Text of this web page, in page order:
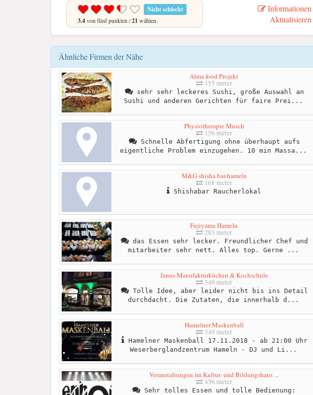
Nicht schlecht
3.4von fünf punkten /21 wählen.
Informationen
Aktualisieren
Ähnliche Firmen der Nähe
Alma food Projekt
155 meter
sehr sehr leckeres Sushi, große Auswahl an
Sushi und anderen Gerichten für faire Prei...
Physiotherapie Musch
156 meter
Schnelle Abfertigung ohne überhaupt aufs
eigentliche Problem einzugehen. 10 min Massa...
M&G shisha bar-hameln
168 meter
Shishabar Raucherlokal
Fujiyama Hameln
283 meter
das Essen sehr lecker. Freundlicher Chef und
mitarbeiter sehr nett. Alles top. Gerne ...
Janus Manufakturküchen & Kochschule
349 meter
Tolle Idee, aber leider nicht bis ins Detail
durchdacht. Die Zutaten, die innerhalb d...
Hamelner Maskenball
349 meter
Hamelner Maskenball 17.11.2018 - ab 21:00 Uhr
Weserberglandzentrum Hameln - DJ und Li...
Veranstaltungen im Kultur- und Bildungshaus ...
456 meter
Sehr tolles Essen und tolle Bedienung: